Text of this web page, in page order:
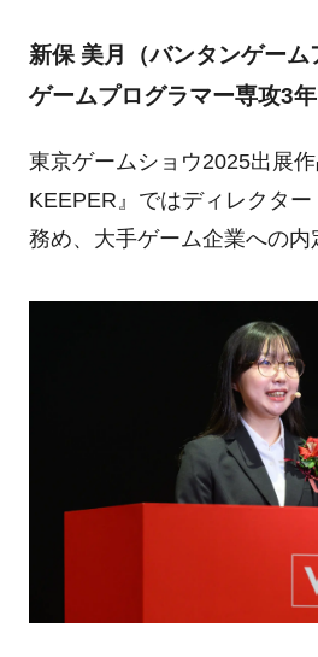
新保 美月（バンタンゲー
ゲームプログラマー専攻3年
東京ゲームショウ2025出展
KEEPER』ではディレクタ
務め、大手ゲーム企業への内